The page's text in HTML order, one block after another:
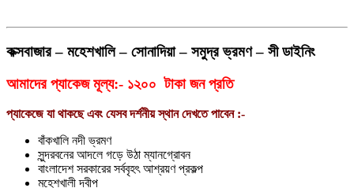
কক্সবাজার – মহেশখালি – সোনাদিয়া – সমুদ্র ভ্রমণ – সী ডাইনিং
আমাদের প্যাকেজ মূল্য:- ১২০০ টাকা জন প্রতি
প্যাকেজে যা থাকছে এবং যেসব দর্শনীয় স্থান দেখতে পাবেন :-
বাঁকখালি নদী ভ্রমণ
সুন্দরবনের আদলে গড়ে উঠা ম্যানগ্রোবন
বাংলাদেশ সরকারের সর্ববৃহৎ আশ্রয়ণ প্রকল্প
মহেশখালী দ্বীপ